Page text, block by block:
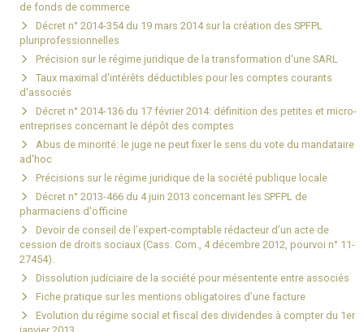
de fonds de commerce
Décret n° 2014-354 du 19 mars 2014 sur la création des SPFPL
pluriprofessionnelles
Précision sur le régime juridique de la transformation d'une SARL
Taux maximal d'intérêts déductibles pour les comptes courants
d'associés
Décret n° 2014-136 du 17 février 2014: définition des petites et micro-
entreprises concernant le dépôt des comptes
Abus de minorité: le juge ne peut fixer le sens du vote du mandataire
ad'hoc
Précisions sur le régime juridique de la société publique locale
Décret n° 2013-466 du 4 juin 2013 concernant les SPFPL de
pharmaciens d'officine
Devoir de conseil de l’expert-comptable rédacteur d’un acte de
cession de droits sociaux (Cass. Com., 4 décembre 2012, pourvoi n° 11-
27454).
Dissolution judiciaire de la société pour mésentente entre associés
Fiche pratique sur les mentions obligatoires d’une facture
Evolution du régime social et fiscal des dividendes à compter du 1er